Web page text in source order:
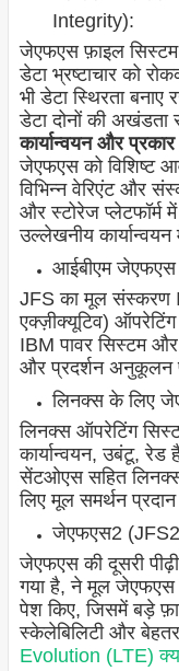
Integrity):
जेएफएस फ़ाइल सिस्टम
डेटा भ्रष्टाचार को
भी डेटा स्थिरता
डेटा दोनों की अखंडता
कार्यान्वयन और
जेएफएस को विशिष्ट
विभिन्न वेरिएंट और
और स्टोरेज प्लेटफॉर्म
उल्लेखनीय कार्यान्वयन
आईबीएम
JFS का मूल संस्करण
एक्ज़ीक्यूटिव)
IBM पावर सिस्टम और
और प्रदर्शन अनुकूलन
लिनक्स के लिए
लिनक्स ऑपरेटिंग
कार्यान्वयन, उबंटू,
सेंटओएस सहित
लिए मूल समर्थन
जेएफएस2
जेएफएस की दूसरी
गया है, ने मूल जेएफएस
पेश किए, जिसमें बड़े
स्केलेबिलिटी और
Evolution (LTE)